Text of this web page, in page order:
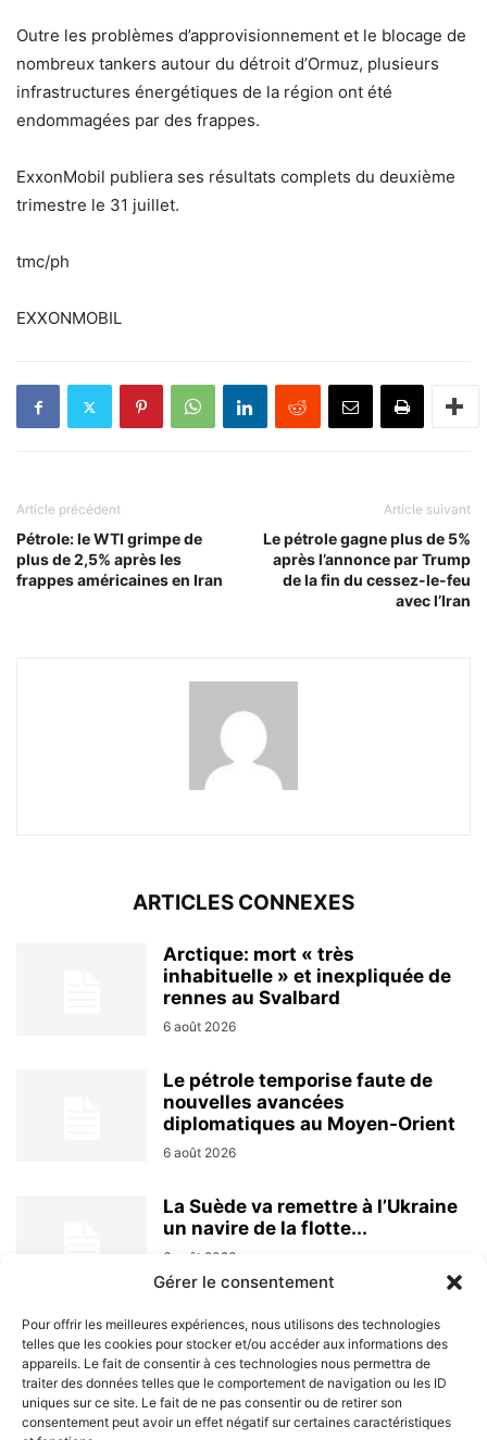
Gérer le consentement
Pour offrir les meilleures expériences, nous utilisons des technologies
telles que les cookies pour stocker et/ou accéder aux informations des
appareils. Le fait de consentir à ces technologies nous permettra de
traiter des données telles que le comportement de navigation ou les ID
uniques sur ce site. Le fait de ne pas consentir ou de retirer son
consentement peut avoir un effet négatif sur certaines caractéristiques
Outre les problèmes d’approvisionnement et le blocage de
nombreux tankers autour du détroit d’Ormuz, plusieurs
infrastructures énergétiques de la région ont été
endommagées par des frappes.
ExxonMobil publiera ses résultats complets du deuxième
trimestre le 31 juillet.
tmc/ph
EXXONMOBIL
Article précédent
Pétrole: le WTI grimpe de
plus de 2,5% après les
frappes américaines en Iran
Article suivant
Le pétrole gagne plus de 5%
après l’annonce par Trump
de la fin du cessez-le-feu
avec l’Iran
ARTICLES CONNEXES
Arctique: mort « très
inhabituelle » et inexpliquée de
rennes au Svalbard
6 août 2026
Le pétrole temporise faute de
nouvelles avancées
diplomatiques au Moyen-Orient
6 août 2026
La Suède va remettre à l’Ukraine
un navire de la flotte...
6 août 2026